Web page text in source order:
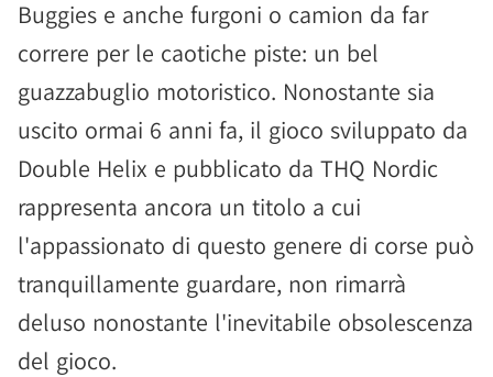
Buggies e anche furgoni o camion da far
correre per le caotiche piste: un bel
guazzabuglio motoristico. Nonostante sia
uscito ormai 6 anni fa, il gioco sviluppato da
Double Helix e pubblicato da THQ Nordic
rappresenta ancora un titolo a cui
l'appassionato di questo genere di corse può
tranquillamente guardare, non rimarrà
deluso nonostante l'inevitabile obsolescenza
del gioco.